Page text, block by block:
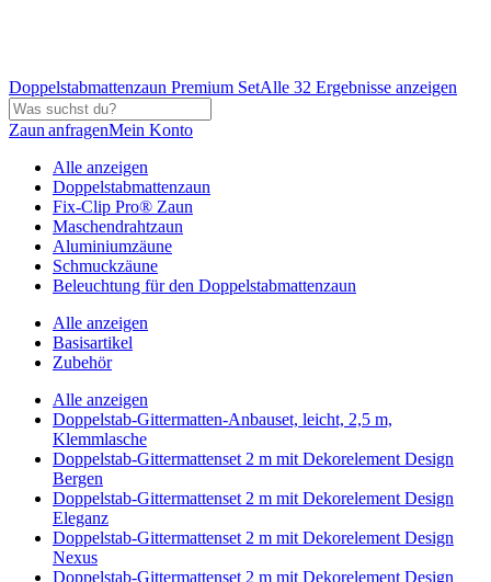
Doppelstabmattenzaun Premium SetAlle 32 Ergebnisse anzeigen
Zaun anfragenMein Konto
Alle anzeigen
Doppelstabmattenzaun
Fix-Clip Pro® Zaun
Maschendrahtzaun
Aluminiumzäune
Schmuckzäune
Beleuchtung für den Doppelstabmattenzaun
Alle anzeigen
Basisartikel
Zubehör
Alle anzeigen
Doppelstab-Gittermatten-Anbauset, leicht, 2,5 m,
Klemmlasche
Doppelstab-Gittermattenset 2 m mit Dekorelement Design
Bergen
Doppelstab-Gittermattenset 2 m mit Dekorelement Design
Eleganz
Doppelstab-Gittermattenset 2 m mit Dekorelement Design
Nexus
Doppelstab-Gittermattenset 2 m mit Dekorelement Design